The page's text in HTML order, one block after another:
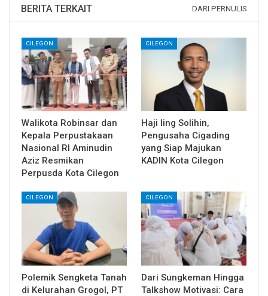
BERITA TERKAIT DARI PERNULIS
CILEGON
Walikota Robinsar dan
Kepala Perpustakaan
Nasional RI Aminudin
Aziz Resmikan
Perpusda Kota Cilegon
CILEGON
Haji Iing Solihin,
Pengusaha Cigading
yang Siap Majukan
KADIN Kota Cilegon
CILEGON
Polemik Sengketa Tanah
di Kelurahan Grogol, PT
CILEGON
Dari Sungkeman Hingga
Talkshow Motivasi: Cara